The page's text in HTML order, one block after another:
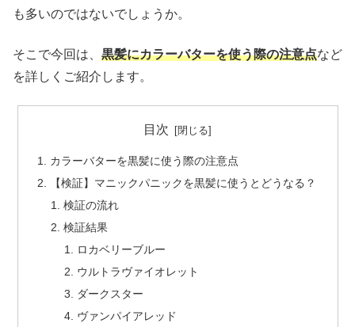
も多いのではないでしょうか。
そこで今回は、 黒髪にカラーバターを使う際の注意点など
を詳しくご紹介します。
目次
カラーバターを黒髪に使う際の注意点
【検証】マニックパニックを黒髪に使うとどうなる？
検証の流れ
検証結果
ロカベリーブルー
ウルトラヴァイオレット
ダークスター
ヴァンパイアレッド